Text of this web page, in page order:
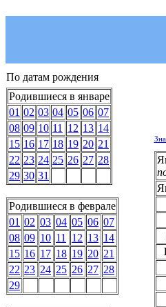
По датам рождения
Родившиеся в январе
01 02 03 04 05 06 07
08 09 10 11 12 13 14
15 16 17 18 19 20 21
22 23 24 25 26 27 28
29 30 31
Родившиеся в феврале
01 02 03 04 05 06 07
08 09 10 11 12 13 14
15 16 17 18 19 20 21
22 23 24 25 26 27 28
29